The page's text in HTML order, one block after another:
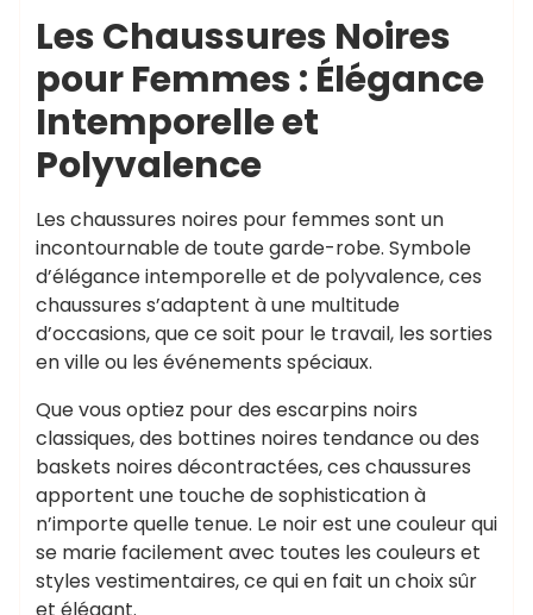
Les Chaussures Noires
pour Femmes : Élégance
Intemporelle et
Polyvalence
Les chaussures noires pour femmes sont un
incontournable de toute garde-robe. Symbole
d’élégance intemporelle et de polyvalence, ces
chaussures s’adaptent à une multitude
d’occasions, que ce soit pour le travail, les sorties
en ville ou les événements spéciaux.
Que vous optiez pour des escarpins noirs
classiques, des bottines noires tendance ou des
baskets noires décontractées, ces chaussures
apportent une touche de sophistication à
n’importe quelle tenue. Le noir est une couleur qui
se marie facilement avec toutes les couleurs et
styles vestimentaires, ce qui en fait un choix sûr